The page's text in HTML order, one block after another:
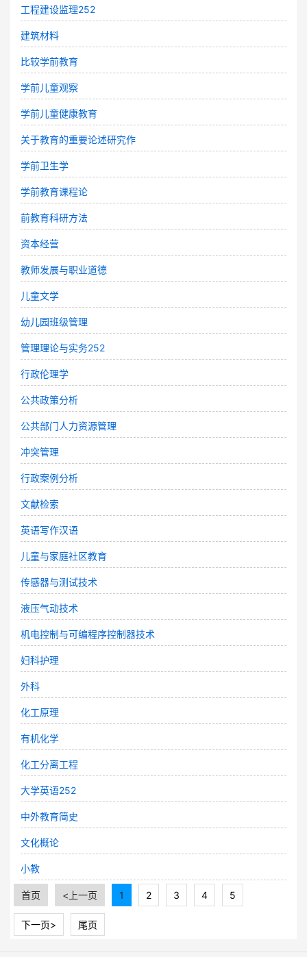
工程建设监理252
建筑材料
比较学前教育
学前儿童观察
学前儿童健康教育
关于教育的重要论述研究作
学前卫生学
学前教育课程论
前教育科研方法
资本经营
教师发展与职业道德
儿童文学
幼儿园班级管理
管理理论与实务252
行政伦理学
公共政策分析
公共部门人力资源管理
冲突管理
行政案例分析
文献检索
英语写作汉语
儿童与家庭社区教育
传感器与测试技术
液压气动技术
机电控制与可编程序控制器技术
妇科护理
外科
化工原理
有机化学
化工分离工程
大学英语252
中外教育简史
文化概论
小教
首页 <上一页 1 2 3 4 5
下一页> 尾页